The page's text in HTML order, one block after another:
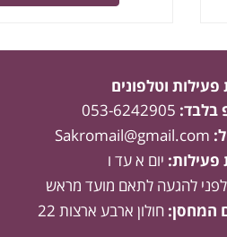
וטלפונים
בלבד: 053-6242905
Sakromail@gmail.com
פעילות: יום א עד ו
להגעה לתאם מועד מראש
המחסן: חולון ארבע ארצות 22